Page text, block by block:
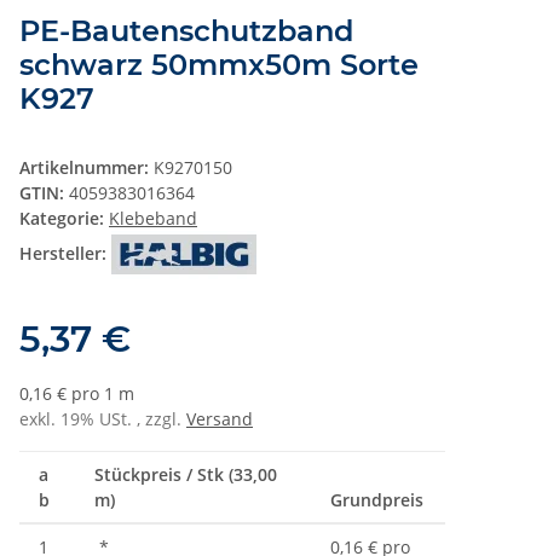
PE-Bautenschutzband
schwarz 50mmx50m Sorte
K927
Artikelnummer: K9270150
GTIN: 4059383016364
Kategorie: Klebeband
Hersteller:
5,37 €
0,16 € pro 1 m
exkl. 19% USt. , zzgl. Versand
a
b
Stückpreis / Stk (33,00
m)
Grundpreis
1 *
0,16 € pro